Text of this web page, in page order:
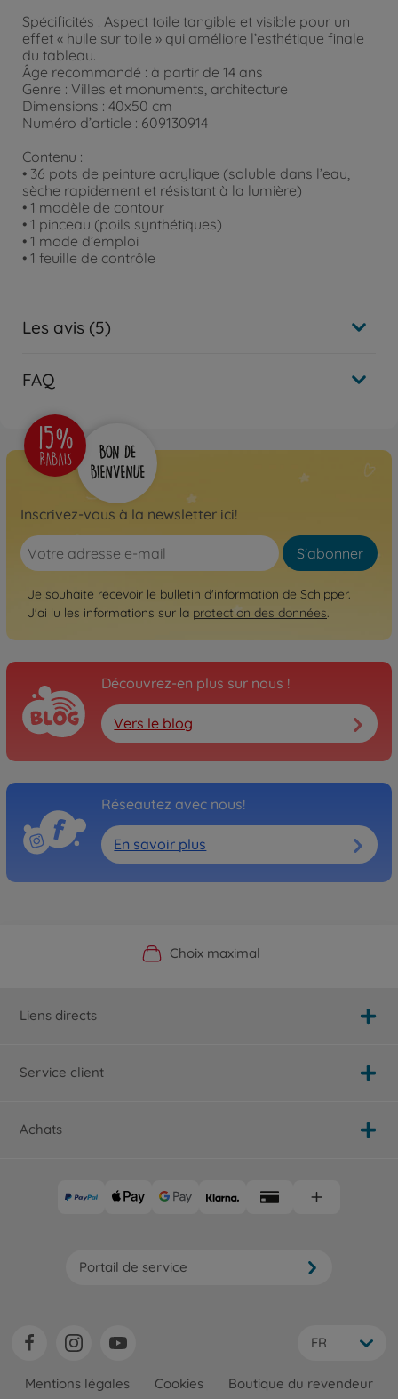
Spécificités : Aspect toile tangible et visible pour un
effet « huile sur toile » qui améliore l’esthétique finale
du tableau.
Âge recommandé : à partir de 14 ans
Genre : Villes et monuments, architecture
Dimensions : 40x50 cm
Numéro d’article : 609130914
Contenu :
• 36 pots de peinture acrylique (soluble dans l’eau,
sèche rapidement et résistant à la lumière)
• 1 modèle de contour
• 1 pinceau (poils synthétiques)
• 1 mode d’emploi
• 1 feuille de contrôle
Les avis (5)
FAQ
Inscrivez-vous à la newsletter ici!
S'abonner
Je souhaite recevoir le bulletin d'information de Schipper.
J'ai lu les informations sur la protection des données.
Découvrez-en plus sur nous !
Vers le blog
Réseautez avec nous!
En savoir plus
Boutique officielle du fabricant
Choix maximal
Service personnalisé
Livraison rapide
Liens directs
Service client
Achats
Portail de service
FR
Mentions légales Cookies Boutique du revendeur